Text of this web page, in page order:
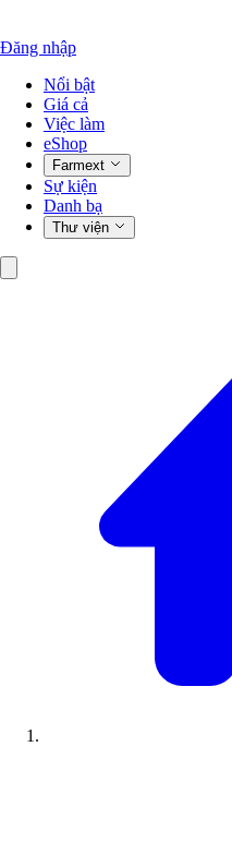
Đăng nhập
Nổi bật
Giá cả
Việc làm
eShop
Farmext
Sự kiện
Danh bạ
Thư viện